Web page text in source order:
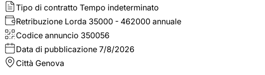
Tipo di contratto Tempo indeterminato
Retribuzione Lorda 35000 - 462000 annuale
Codice annuncio 350056
Data di pubblicazione 7/8/2026
Città Genova